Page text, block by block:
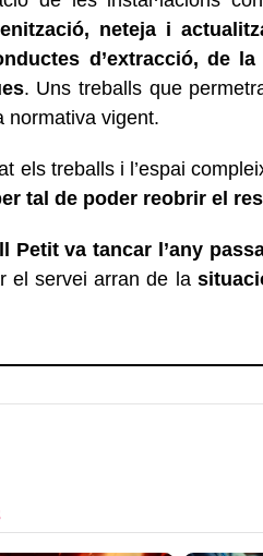
neteja i
d’extracció, de
. Uns treballs que
normativa vigent.
els treballs i l’espai
tal de poder reobrir el
Petit va tancar l’any
el servei arran de la